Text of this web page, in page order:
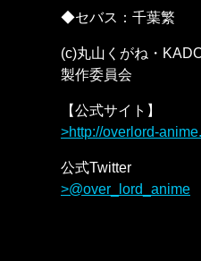
◆セバス：千葉繁
(c)丸山くがね・
製作委員会
【公式サイト】
http://overlord-
公式Twitter
@over_lord_anime